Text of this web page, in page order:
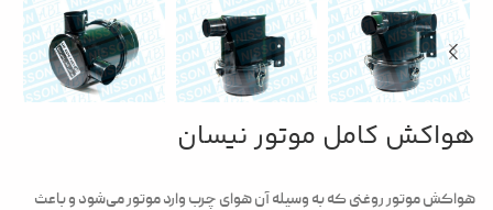
هواکش کامل موتور نیسان
هواکش موتور روغنی که به وسیله آن هوای چرب وارد موتور می‌شود و باعث